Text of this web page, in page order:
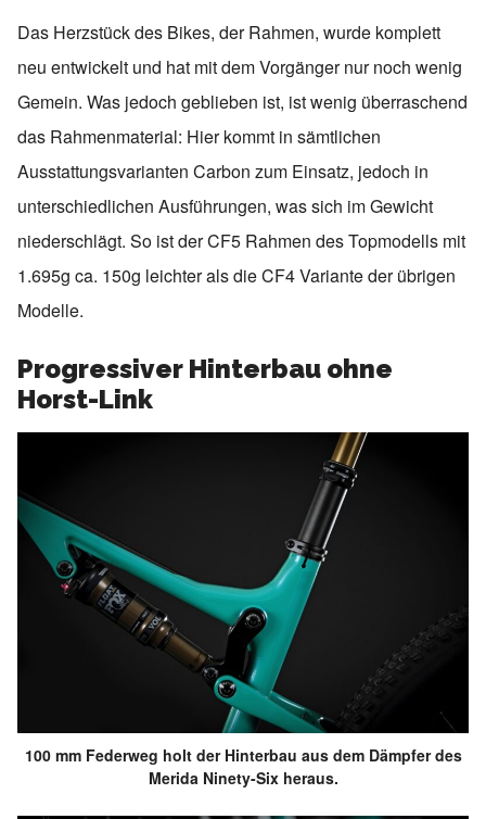
Das Herzstück des Bikes, der Rahmen, wurde komplett
neu entwickelt und hat mit dem Vorgänger nur noch wenig
Gemein. Was jedoch geblieben ist, ist wenig überraschend
das Rahmenmaterial: Hier kommt in sämtlichen
Ausstattungsvarianten Carbon zum Einsatz, jedoch in
unterschiedlichen Ausführungen, was sich im Gewicht
niederschlägt. So ist der CF5 Rahmen des Topmodells mit
1.695g ca. 150g leichter als die CF4 Variante der übrigen
Modelle.
Progressiver Hinterbau ohne
Horst-Link
100 mm Federweg holt der Hinterbau aus dem Dämpfer des
Merida Ninety-Six heraus.